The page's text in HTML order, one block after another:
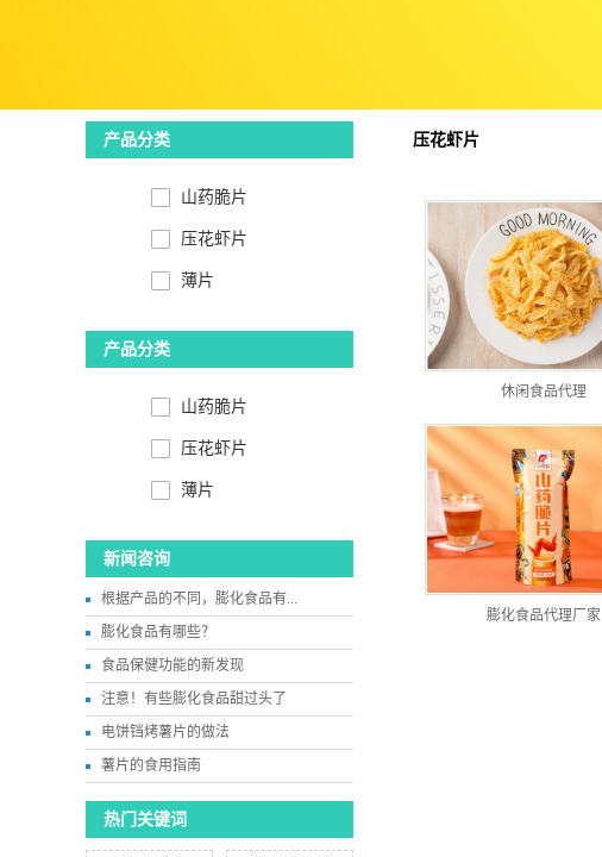
产品分类
山药脆片
压花虾片
薄片
产品分类
山药脆片
压花虾片
薄片
新闻咨询
根据产品的不同，膨化食品有...
膨化食品有哪些？
食品保健功能的新发现
注意！有些膨化食品甜过头了
电饼铛烤薯片的做法
薯片的食用指南
热门关键词
压花虾片
休闲食品代理
膨化食品代理厂家